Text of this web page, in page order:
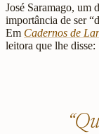
José Saramago, um
importância de ser
Em Cadernos de
leitora que lhe disse: